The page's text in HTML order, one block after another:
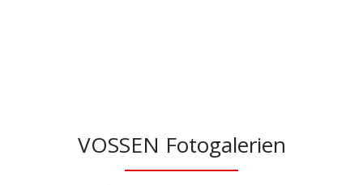
VOSSEN Fotogalerien